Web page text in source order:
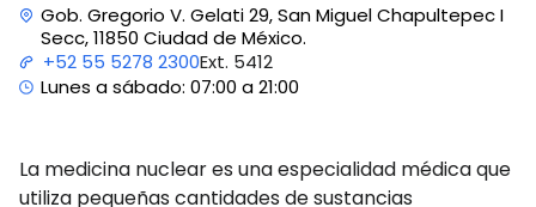
Gob. Gregorio V. Gelati 29, San Miguel Chapultepec I
Secc, 11850 Ciudad de México.
+52 55 5278 2300Ext. 5412
Lunes a sábado: 07:00 a 21:00
La medicina nuclear es una especialidad médica que
utiliza pequeñas cantidades de sustancias